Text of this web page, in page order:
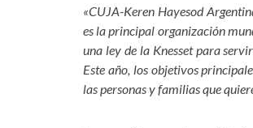
«CUJA-Keren Hayesod
es la principal organización
una ley de la Knesset para
Este año, los objetivos
las personas y familias que